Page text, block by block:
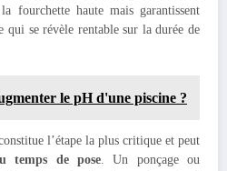
fourchette haute mais garantissent
qui se révèle rentable sur la durée de
le pH d'une piscine ?
l’étape la plus critique et peut
temps de pose. Un ponçage ou